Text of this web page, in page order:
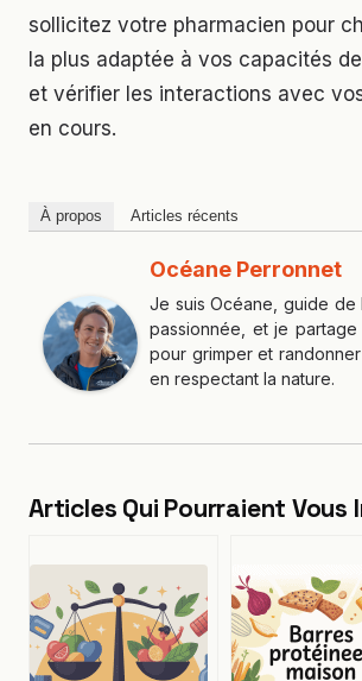
sollicitez votre pharmacien pour
la plus adaptée à vos capacités
et vérifier les interactions avec
en cours.
À propos Articles récents
Océane Perronnet
Je suis Océane, guide de
passionnée, et je partage
pour grimper et
en respectant la nature.
Articles Qui Pourraient Vous